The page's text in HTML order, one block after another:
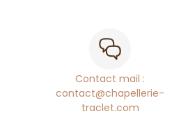
Contact mail :
contact@chapellerie-
traclet.com